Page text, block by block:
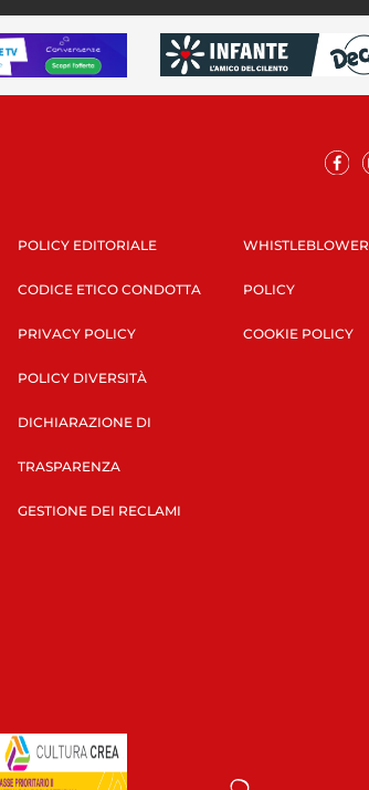
POLICY EDITORIALE
CODICE ETICO CONDOTTA
PRIVACY POLICY
POLICY DIVERSITÀ
DICHIARAZIONE DI
TRASPARENZA
GESTIONE DEI RECLAMI
WHISTLEBLOWER
POLICY
COOKIE POLICY